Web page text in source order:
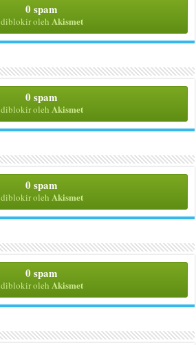
0 spam
diblokir oleh Akismet
0 spam
diblokir oleh Akismet
0 spam
diblokir oleh Akismet
0 spam
diblokir oleh Akismet